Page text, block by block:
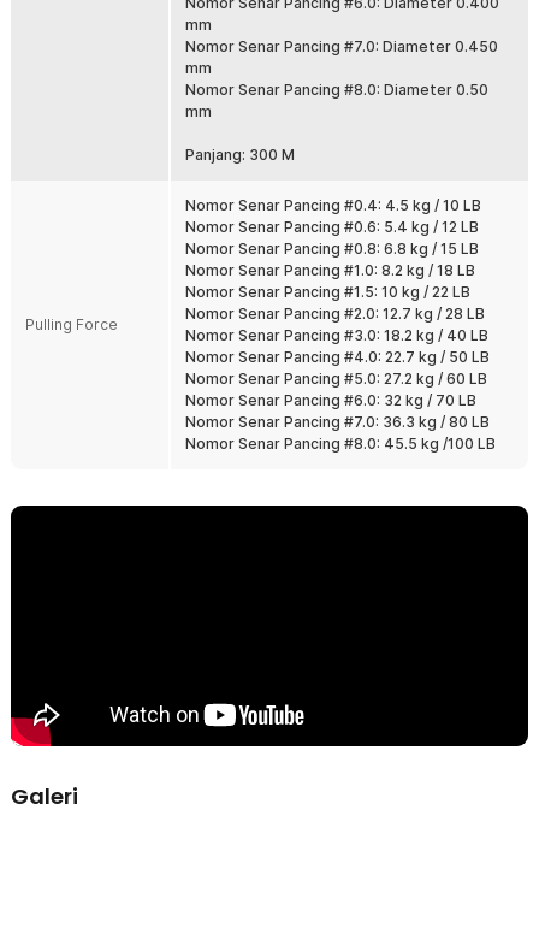
Diameter Presisi dan Casting Jauh
Diameter senar dibuat presisi agar lebih licin saat keluar dari spool.
Membantu lemparan lebih jauh dan akurat saat casting. Sangat
cocok untuk teknik mancing aktif.
sensitif terhadap getaran kecil. Gigitan ikan lebih cepat terasa di
Tahan Abrasi dan Air Asin
Dirancang untuk menghadapi air tawar maupun air asin. Tetap
tangguh digunakan pada spot dengan batu, kayu, atau karang.
Cocok untuk pemancing harian maupun trip laut.
Banyak Pilihan Ukuran PE
Tersedia dari ukuran thick line kecil hingga besar sesuai target ikan.
Bisa dipilih untuk ikan kecil, predator air tawar, hingga ikan laut
besar. Tinggal sesuaikan dengan reel dan teknik memancing Anda.
Kelengkapan Produk
1 x TaffSPORT Senar Pancing PE 4 Braided Strand Fishing Line
mm
Nomor Senar Pancing #7.0: Diameter 0.450
mm
Nomor Senar Pancing #8.0: Diameter 0.50
mm
Panjang: 300 M
Pulling Force
Nomor Senar Pancing #0.4: 4.5 kg / 10 LB
Nomor Senar Pancing #0.6: 5.4 kg / 12 LB
Nomor Senar Pancing #0.8: 6.8 kg / 15 LB
Nomor Senar Pancing #1.0: 8.2 kg / 18 LB
Nomor Senar Pancing #1.5: 10 kg / 22 LB
Nomor Senar Pancing #2.0: 12.7 kg / 28 LB
Nomor Senar Pancing #3.0: 18.2 kg / 40 LB
Nomor Senar Pancing #4.0: 22.7 kg / 50 LB
Nomor Senar Pancing #5.0: 27.2 kg / 60 LB
Nomor Senar Pancing #6.0: 32 kg / 70 LB
Nomor Senar Pancing #7.0: 36.3 kg / 80 LB
Nomor Senar Pancing #8.0: 45.5 kg /100 LB
Galeri